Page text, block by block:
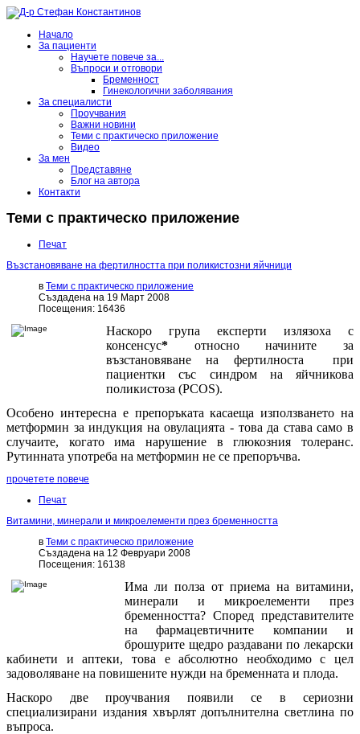
Начало
За пациенти
Научете повече за...
Въпроси и отговори
Бременност
Гинекологични заболявания
За специалисти
Проучвания
Важни новини
Теми с практическо приложение
Видео
За мен
Представяне
Блог на автора
Контакти
Теми с практическо приложение
Печат
Възстановяване на фертилността при поликистозни яйчници
в Теми с практическо приложение
Създадена на 19 Март 2008
Посещения: 16436
Наскоро група експерти излязоха с
консенсус* относно начините за
възстановяване на фертилноста при
пациентки със синдром на яйчникова
поликистоза (PCOS).
Особено интересна е препоръката касаеща използването на
метформин за индукция на овулацията - това да става само в
случаите, когато има нарушение в глюкозния толеранс.
Рутинната употреба на метформин не се препоръчва.
прочетете повече
Печат
Витамини, минерали и микроелементи през бременността
в Теми с практическо приложение
Създадена на 12 Февруари 2008
Посещения: 16138
Има ли полза от приема на витамини,
минерали и микроелементи през
бременността? Според представителите
на фармацевтичните компании и
брошурите щедро раздавани по лекарски
кабинети и аптеки, това е абсолютно необходимо с цел
задоволяване на повишените нужди на бременната и плода.
Наскоро две проучвания появили се в сериозни
специализирани издания хвърлят допълнителна светлина по
въпроса.